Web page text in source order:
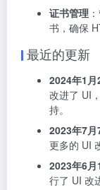
证书管理
书，确保
最近的更新
2024年1月
改进了 UI
持。
2023年7月
更多的 UI
2023年6月
行了 UI 改